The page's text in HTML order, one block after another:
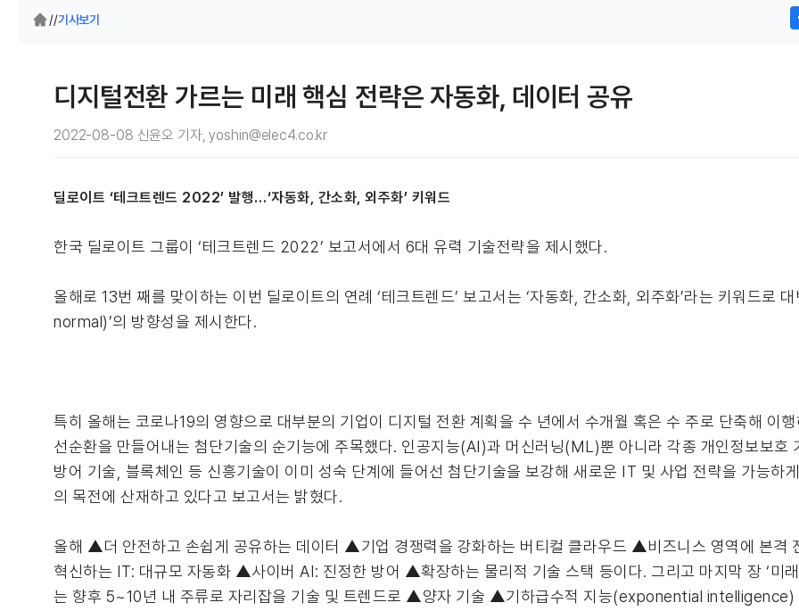
//기사보기
디지털전환 가르는 미래 핵심 전략은 자동화, 데이터 공유
2022-08-08 신윤오 기자, yoshin@elec4.co.kr
딜로이트 ‘테크트렌드 2022’ 발행…‘자동화, 간소화, 외주화’ 키워드
한국 딜로이트 그룹이 ‘테크트렌드 2022’ 보고서에서 6대 유력 기술전략을 제시했다.
올해로 13번 째를 맞이하는 이번 딜로이트의 연례 ‘테크트렌드’ 보고서는 ‘자동화, 간소화, 외주화’라는 키워드로
normal)’의 방향성을 제시한다.
특히 올해는 코로나19의 영향으로 대부분의 기업이 디지털 전환 계획을 수 년에서 수개월 혹은 수 주로 단축해 이
선순환을 만들어내는 첨단기술의 순기능에 주목했다. 인공지능(AI)과 머신러닝(ML)뿐 아니라 각종 개인정보보호
방어 기술, 블록체인 등 신흥기술이 이미 성숙 단계에 들어선 첨단기술을 보강해 새로운 IT 및 사업 전략을 가능하
의 목전에 산재하고 있다고 보고서는 밝혔다.
올해 ▲더 안전하고 손쉽게 공유하는 데이터 ▲기업 경쟁력을 강화하는 버티컬 클라우드 ▲비즈니스 영역에 본격
혁신하는 IT: 대규모 자동화 ▲사이버 AI: 진정한 방어 ▲확장하는 물리적 기술 스택 등이다. 그리고 마지막 장 ‘미
는 향후 5~10년 내 주류로 자리잡을 기술 및 트렌드로 ▲양자 기술 ▲기하급수적 지능(exponential